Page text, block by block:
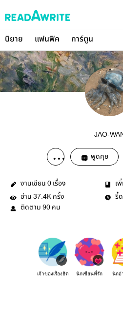
นิยาย แฟนฟิค การ์ตูน
JAO-
พูดคุย
งานเขียน 0 เรื่อง เ
อ่าน 37.4K ครั้ง รี้ด
ติดตาม 90 คน
เจ้าของเรื่องฮิต นักเขียนที่รัก นักอ่